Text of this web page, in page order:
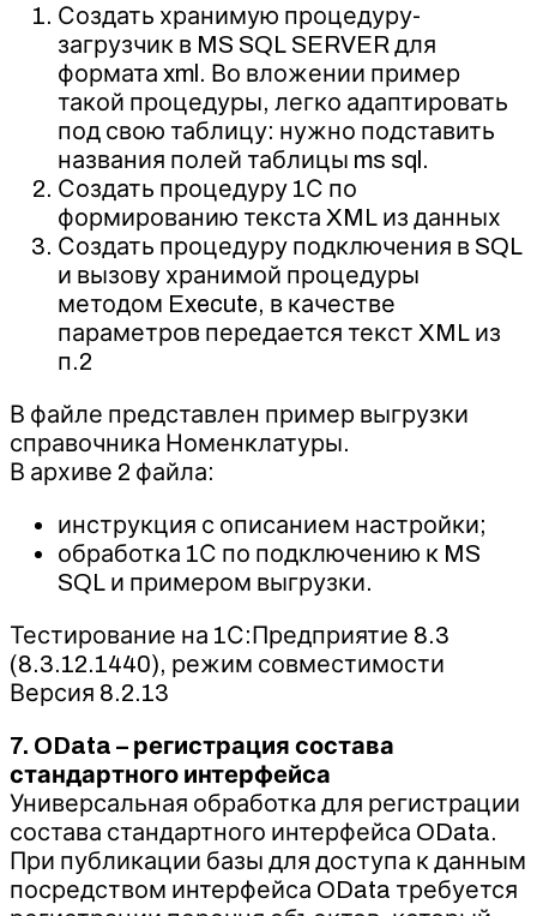
Создать хранимую процедуру-
загрузчик в MS SQL SERVER для
формата xml. Во вложении пример
такой процедуры, легко адаптировать
под свою таблицу: нужно подставить
названия полей таблицы ms sql.
Создать процедуру 1С по
формированию текста XML из данных
Создать процедуру подключения в SQL
и вызову хранимой процедуры
методом Execute, в качестве
параметров передается текст XML из
п.2
В файле представлен пример выгрузки
справочника Номенклатуры.
В архиве 2 файла:
инструкция с описанием настройки;
обработка 1С по подключению к MS
SQL и примером выгрузки.
Тестирование на 1С:Предприятие 8.3
(8.3.12.1440), режим совместимости
Версия 8.2.13
7. OData – регистрация состава
стандартного интерфейса
Универсальная обработка для регистрации
состава стандартного интерфейса OData.
При публикации базы для доступа к данным
посредством интерфейса OData требуется